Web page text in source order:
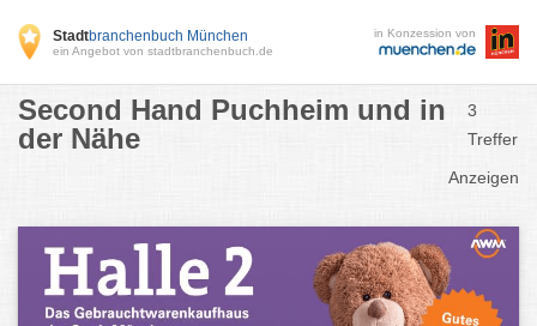
Stadtbranchenbuch München
ein Angebot von stadtbranchenbuch.de
in Konzession von
Second Hand Puchheim und in
der Nähe
3
Treffer
Anzeigen